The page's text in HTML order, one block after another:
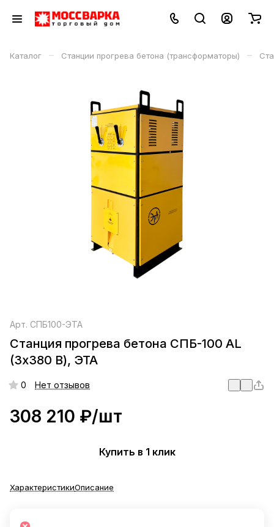
Каталог – Станции прогрева бетона (трансформаторы) –
Арт. СПБ100-ЭТА
Станция прогрева бетона СПБ-100 AL
(3х380 В), ЭТА
0 Нет отзывов
308 210 ₽/шт
Купить в 1 клик
ХарактеристикиОписание